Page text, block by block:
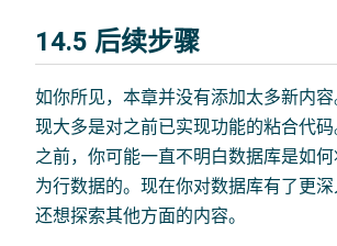
14.5 后续步骤
如你所见，本章并没有添加太多新内
现大多是对之前已实现功能的粘合代
之前，你可能一直不明白数据库是如
为行数据的。现在你对数据库有了更
还想探索其他方面的内容。